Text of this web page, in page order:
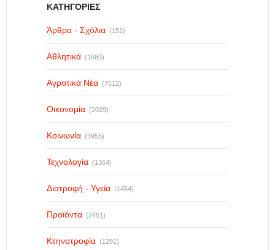
ΚΑΤΗΓΟΡΙΕΣ
Άρθρα - Σχόλια (151)
Αθλητικά (1680)
Αγροτικά Νέα (7512)
Οικονομία (2029)
Κοινωνία (3955)
Τεχνολογία (1364)
Διατροφή - Υγεία (1454)
Προϊόντα (2451)
Κτηνοτροφία (1291)